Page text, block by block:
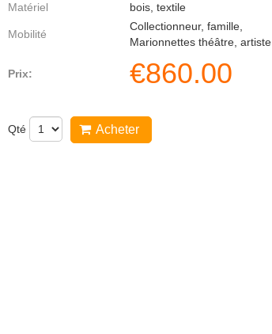
Matériel
bois, textile
Mobilité
Collectionneur, famille,
Marionnettes théâtre, artiste
Prix: €860.00
Qté Acheter